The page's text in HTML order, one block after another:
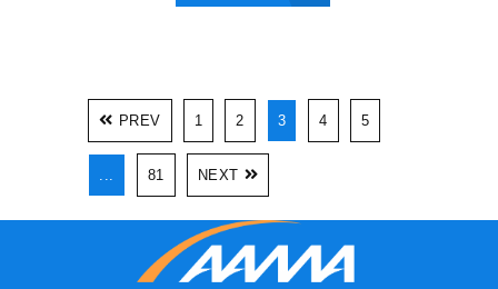
PREV 1 2 3 4 5
... 81 NEXT